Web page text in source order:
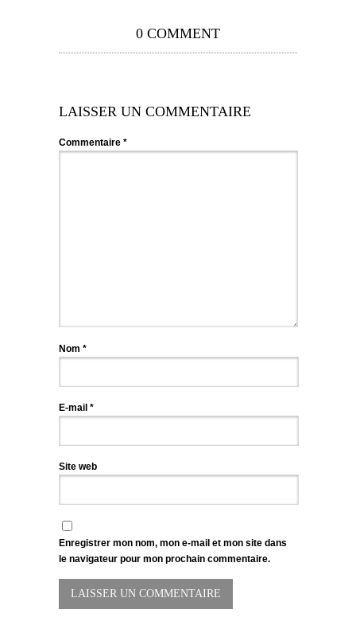
0 COMMENT
LAISSER UN COMMENTAIRE
Commentaire *
Nom *
E-mail *
Site web
Enregistrer mon nom, mon e-mail et mon site dans
le navigateur pour mon prochain commentaire.